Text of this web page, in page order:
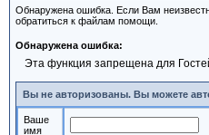
Обнаружена ошибка. Если Вам
обратиться к файлам помощи.
Обнаружена ошибка:
Эта функция запрещена для
Вы не авторизованы. Вы можете
Ваше
имя